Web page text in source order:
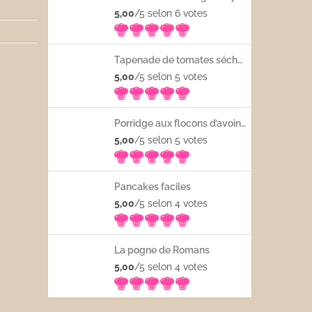
5,00/5 selon 6 votes
Tapenade de tomates séchées
5,00/5 selon 5 votes
Porridge aux flocons d’avoine avec les fruits frais
5,00/5 selon 5 votes
Pancakes faciles
5,00/5 selon 4 votes
La pogne de Romans
5,00/5 selon 4 votes